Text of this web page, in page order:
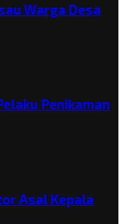
Warga Desa
Penikaman
Asal Kepala